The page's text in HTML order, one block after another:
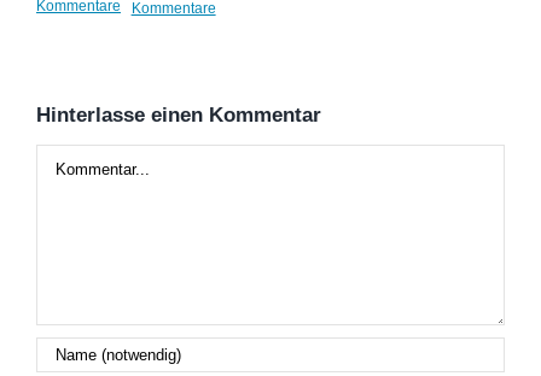
Kommentare Kommentare
Hinterlasse einen Kommentar